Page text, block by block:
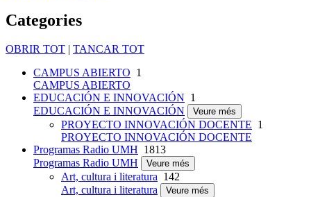
Categories
OBRIR TOT | TANCAR TOT
CAMPUS ABIERTO 1
CAMPUS ABIERTO
EDUCACIÓN E INNOVACIÓN 1
EDUCACIÓN E INNOVACIÓN
Veure més
PROYECTO INNOVACIÓN DOCENTE 1
PROYECTO INNOVACIÓN DOCENTE
Programas Radio UMH 1813
Programas Radio UMH
Veure més
Art, cultura i literatura 142
Art, cultura i literatura
Veure més